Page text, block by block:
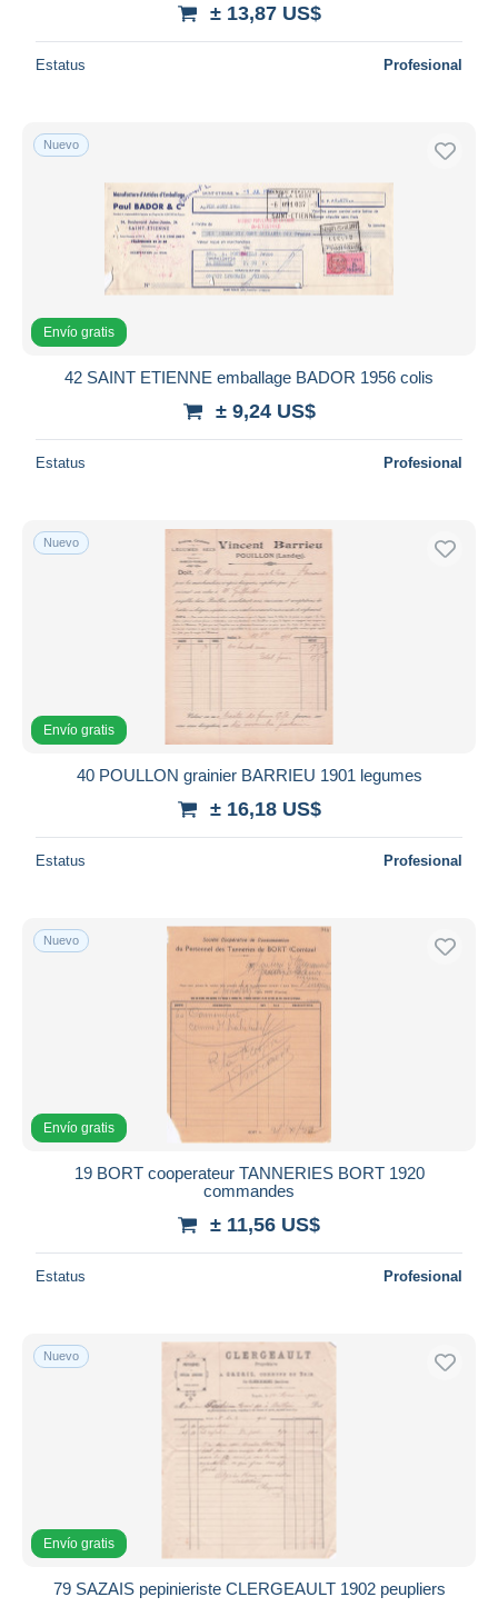
± 13,87 US$
Estatus Profesional
Nuevo
Envío gratis
42 SAINT ETIENNE emballage BADOR 1956 colis
± 9,24 US$
Estatus Profesional
Nuevo
Envío gratis
40 POULLON grainier BARRIEU 1901 legumes
± 16,18 US$
Estatus Profesional
Nuevo
Envío gratis
19 BORT cooperateur TANNERIES BORT 1920
commandes
± 11,56 US$
Estatus Profesional
Nuevo
Envío gratis
79 SAZAIS pepinieriste CLERGEAULT 1902 peupliers